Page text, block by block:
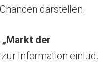
darstellen.
„Markt der
Information einlud.